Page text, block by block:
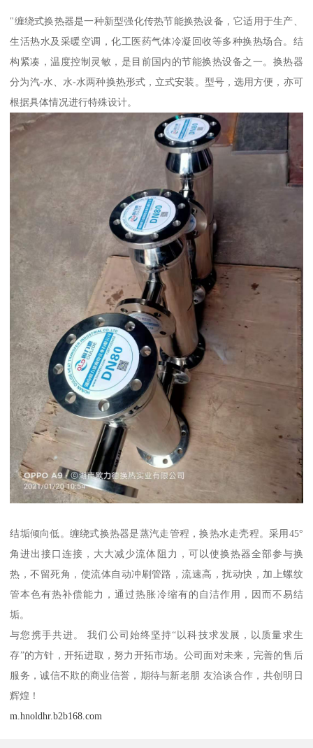
"缠绕式换热器是一种新型强化传热节能换热设备，它适用于生产、
生活热水及采暖空调，化工医药气体冷凝回收等多种换热场合。结
构紧凑，温度控制灵敏，是目前国内的节能换热设备之一。换热器
分为汽-水、水-水两种换热形式，立式安装。型号，选用方便，亦可
根据具体情况进行特殊设计。
结垢倾向低。缠绕式换热器是蒸汽走管程，换热水走壳程。采用45°
角进出接口连接，大大减少流体阻力，可以使换热器全部参与换
热，不留死角，使流体自动冲刷管路，流速高，扰动快，加上螺纹
管本色有热补偿能力，通过热胀冷缩有的自洁作用，因而不易结
垢。
与您携手共进。 我们公司始终坚持“以科技求发展，以质量求生
存”的方针，开拓进取，努力开拓市场。公司面对未来，完善的售后
服务，诚信不欺的商业信誉，期待与新老朋 友洽谈合作，共创明日
辉煌！
m.hnoldhr.b2b168.com